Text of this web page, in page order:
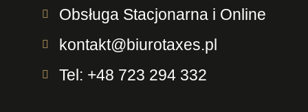
Obsługa Stacjonarna i Online
kontakt@biurotaxes.pl
Tel: +48 723 294 332